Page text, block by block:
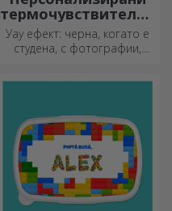
термочувствителни
чаши
Уау ефект: черна, когато е
студена, с фотографии,